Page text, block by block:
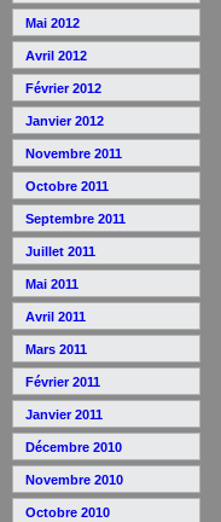
Mai 2012
Avril 2012
Février 2012
Janvier 2012
Novembre 2011
Octobre 2011
Septembre 2011
Juillet 2011
Mai 2011
Avril 2011
Mars 2011
Février 2011
Janvier 2011
Décembre 2010
Novembre 2010
Octobre 2010